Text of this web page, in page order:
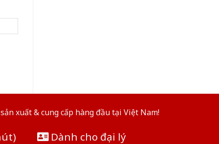
xuất & cung cấp hàng đầu tại Việt Nam!
Dành cho đại lý